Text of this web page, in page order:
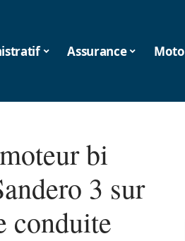
Assurance Moto
bi
3 sur
conduite